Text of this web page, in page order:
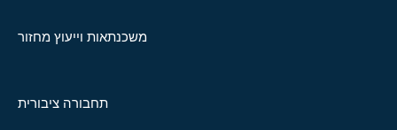
משכנתאות וייעוץ מחזור
תחבורה ציבורית